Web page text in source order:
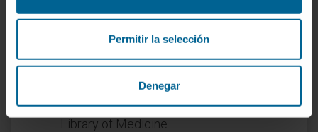
Permitir la selección
Denegar
de la fiebre reumática no está en las
articulaciones sino en el corazón.
Referencias
MedlinePlus en español.
reumática. Enciclopedia médica, National
Library of Medicine.